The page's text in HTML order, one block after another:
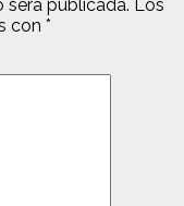
será publicada. Los
con *